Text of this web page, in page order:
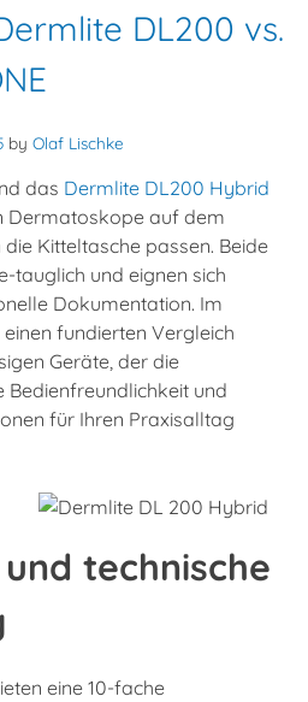
DL200 vs.
by Olaf Lischke
das Dermlite DL200 Hybrid
Dermatoskope auf dem
Kitteltasche passen. Beide
tauglich und eignen sich
Dokumentation. Im
fundierten Vergleich
Geräte, der die
Bedienfreundlichkeit und
für Ihren Praxisalltag
technische
eine 10-fache